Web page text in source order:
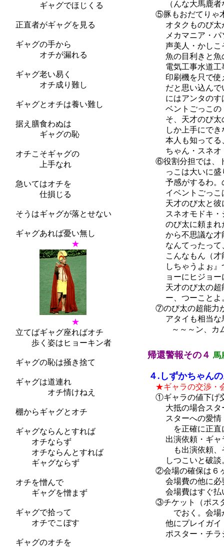
ギャグでほじくる
正直者がギャグを見る
ギャグの手から
オチが漏れる
ギャグ老い易く
オチ成り難し
ギャグとオチは養い難し
据え膳食わぬは
ギャグの恥
オチこそギャグの
上手なれ
急いてはオチを
仕損じる
そうはギャグが落とせない
ギャグあれば憂い無し
★
★
立てばギャグ座ればオチ
歩く姿はヒョーキン者
ギャグの恥は掻き捨て
ギャグは道連れ
オチ情けねえ
棚からギャグとオチ
ギャグならんとすれば
オチならず
オチならんとすれば
ギャグならず
オチを憎んで
ギャグを憎まず
ギャグで拾って
オチでこぼす
ギャグのオチを
（んな大馬鹿者な
⑤豚もおだてりゃ
オタクものび太が
メカマニア・パソ
声美人・かしこそ
魚の目利きと魚の
電気工事水道工事
印刷機を只で使え
だと思い込んでい
にはアンタのすば
ベントごっこのド
そ、天才のび太の
しか上手にできな
本人も知ってる、
ちゃん・スネオ・
⑥役割分担では、ド
っこは大いに盛り
予感がするわ。の
イベントごっこは
天才のび太と彼に
スネオモドキ・ジ
のび太に頼まれた
から不思議な才能･
なんてったって、
こんなもん（才能･
しちゃうよぉ』つ
ョーにヒジョーに
天才のび太の超能
ー、つーことよ。
⑦のび太の超能力が
アタイも相当な馬
～～～ン、カム
帰還警報その４ 馬
４.しずかちゃん
★ギャラの交渉・
①ギャラの値下げ交
大抵の場合スター
スターへの愛情・
を正確に正直に伝
出演依頼・ギャラ
も出演依頼、その
しつこいと破談。
②会場の確保は６ヶ
会場費の他に必要
会場費はすぐ払い
③チケット（ポスタ
でおく。会場がな
他にプレイガイド
ポスター・チラシ